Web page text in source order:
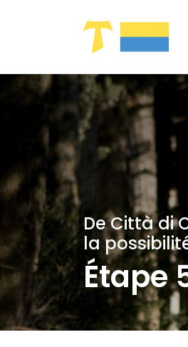
De Città di
la
Étape